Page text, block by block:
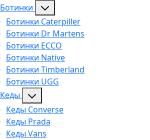
Ботинки
Ботинки Caterpiller
Ботинки Dr Martens
Ботинки ECCO
Ботинки Native
Ботинки Timberland
Ботинки UGG
Кеды
Кеды Converse
Кеды Prada
Кеды Vans